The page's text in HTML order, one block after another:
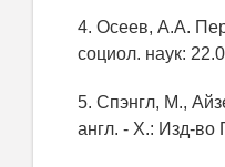
4. Осеев, А.А.
социол. наук:
5. Спэнгл, М.,
англ. - Х.: Изд-во